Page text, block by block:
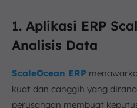
1. Aplikasi ERP
Analisis Data
ScaleOcean ERP
kuat dan canggih yang
perusahaan membuat